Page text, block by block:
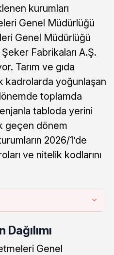
kurumları
Genel Müdürlüğü
Genel Müdürlüğü
Fabrikaları A.Ş.
Tarım ve gıda
kadrolarda yoğunlaşan
toplamda
tabloda yerini
geçen dönem
2026/1’de
ve nitelik kodlarını
Genel